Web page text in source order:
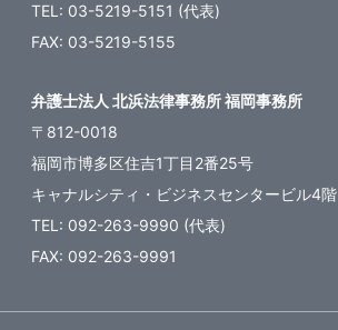
TEL: 03-5219-5151 (代表)
FAX: 03-5219-5155
弁護士法人 北浜法律事務所 福岡事務所
〒812-0018
福岡市博多区住吉1丁目2番25号
キャナルシティ・ビジネスセンタービル4階
TEL: 092-263-9990 (代表)
FAX: 092-263-9991